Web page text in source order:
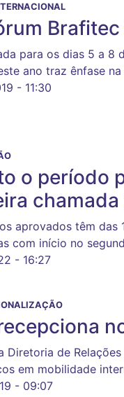
para os dias 5 a 8
ano traz ênfase
- 11:30
o período
aprovados têm das
com início no
- 16:27
Diretoria de
em mobilidade
- 09:07